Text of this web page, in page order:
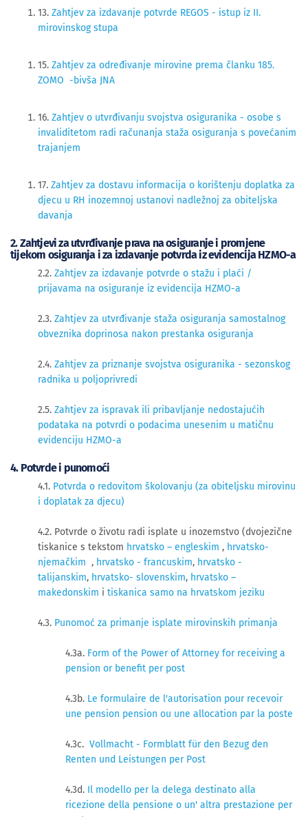
13. Zahtjev za izdavanje potvrde REGOS - istup iz II.
mirovinskog stupa
15. Zahtjev za određivanje mirovine prema članku 185.
ZOMO -bivša JNA
16. Zahtjev o utvrđivanju svojstva osiguranika - osobe s
invaliditetom radi računanja staža osiguranja s povećanim
trajanjem
17. Zahtjev za dostavu informacija o korištenju doplatka za
djecu u RH inozemnoj ustanovi nadležnoj za obiteljska
davanja
2. Zahtjevi za utvrđivanje prava na osiguranje i promjene
tijekom osiguranja i za izdavanje potvrda iz evidencija HZMO-a
2​​.2. Zahtjev za izdavanje potvrde o stažu i plaći /
prijavama na osiguranje iz evidencija HZMO-a
2.3. Zahtjev za utvrđivanje staža osiguranja samostalnog
obveznika doprinosa nakon prestanka osiguranja
2.4. Zahtjev za priznanje svojstva osiguranika - sezonskog
radnika u poljoprivredi
2.5. Zahtjev za ispravak ili pribavljanje nedostajućih
podataka na potvrdi o podacima unesenim u matičnu
evidenciju HZMO-a
4. Potvrde i punomoći
4.1. Potvrda o redovitom školovanju (za obiteljsku mirovinu
i doplatak za djecu)
4.2. Potvrde o životu radi isplate u inozemstvo (dvojezične
tiskanice s tekstom hrvatsko – engleskim , hrvatsko-
njemačkim , hrvatsko - francuskim, hrvatsko -
talijanskim, hrvatsko- slovenskim, hrvatsko –
makedonskim i tiskanica samo na hrvatskom jeziku
4.3. Punomoć za primanje isplate mirovinskih primanja
4.3a. Form of the Power of Attorney for receiving a
pension or benefit per post
4.3b. Le formulaire de l'autorisation pour recevoir
une pension pension ou une allocation par la poste
4.3c. Vollmacht - Formblatt für den Bezug den
Renten und Leistungen per Post
4.3d. Il modello per la delega destinato alla
ricezione della pensione o un' altra prestazione per